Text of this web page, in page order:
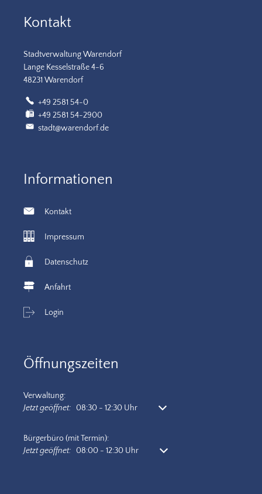
Kontakt
Stadtverwaltung Warendorf
Lange Kesselstraße 4-6
48231 Warendorf
+49 2581 54-0
+49 2581 54-2900
stadt@warendorf.de
Informationen
Kontakt
Impressum
Datenschutz
Anfahrt
Login
Öffnungszeiten
Verwaltung:
Klicken, um weitere Öffnungs- oder Schließzeiten auszublenden
Jetzt geöffnet: 08:30 - 12:30 Uhr Von 08:30 bis 12:30 Uhr
Bürgerbüro (mit Termin):
Klicken, um weitere Öffnungs- oder Schließzeiten auszublenden
Jetzt geöffnet: 08:00 - 12:30 Uhr Von 08:00 bis 12:30 Uhr